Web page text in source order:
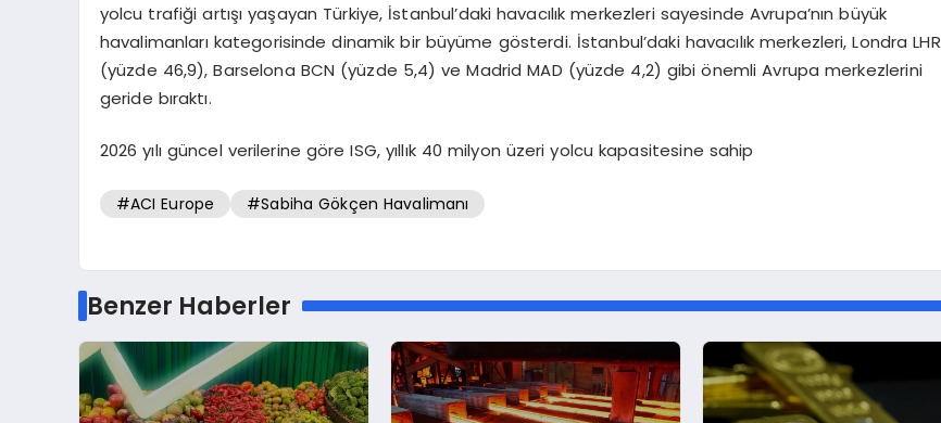
yolcu trafiği artışı yaşayan Türkiye, İstanbul’daki havacılık merkezleri sayesinde Avrupa’nın büyük
havalimanları kategorisinde dinamik bir büyüme gösterdi. İstanbul’daki havacılık merkezleri, Londra LHR
(yüzde 46,9), Barselona BCN (yüzde 5,4) ve Madrid MAD (yüzde 4,2) gibi önemli Avrupa merkezlerini
geride bıraktı.
2026 yılı güncel verilerine göre ISG, yıllık 40 milyon üzeri yolcu kapasitesine sahip
#ACI Europe #Sabiha Gökçen Havalimanı
Benzer Haberler